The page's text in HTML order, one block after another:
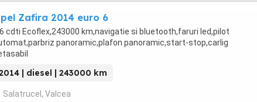
Zafira 2014 euro 6
cdti Ecoflex,243000 km,navigatie si bluetooth,faruri led,pilot
panoramic,plafon panoramic,start-stop,carlig
| diesel | 243000 km
Salatrucel, Valcea